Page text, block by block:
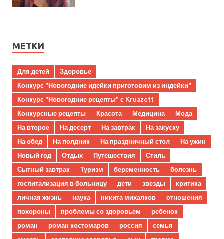
МЕТКИ
Для детей
Здоровье
Конкурс "Новогодние идейки приготовим из индейки"
Конкурс "Новогодние рецепты" с Kruazett
Конкурсные рецепты
Красота Медицина
Мода
На второе
На десерт На завтрак
На закуску
На обед
На полдник На праздничный стол
На ужин
Новый год
Отдых Путешествия
Стиль
Сытный завтрак
Туризм беременность
болезнь
госпитализация в больницу
дети звезды
критика
личная жизнь
наука никита михалков
отношения
похороны
проблемы со здоровьем
ребенок
роман
роман костомаров россия
семья